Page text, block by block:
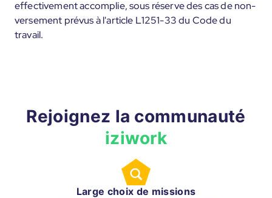
effectivement accomplie, sous réserve des cas de non-
versement prévus à l'article L1251-33 du Code du
travail.
Rejoignez la communauté
iziwork
Large choix de missions